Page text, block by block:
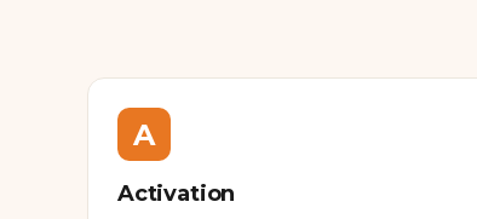
A
Activation